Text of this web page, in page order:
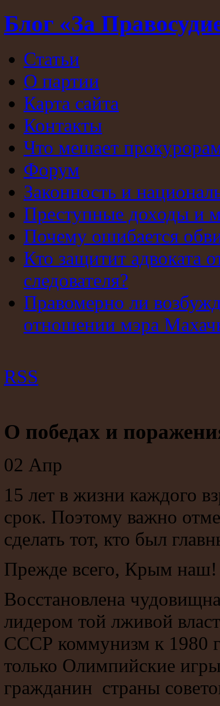
Блог «За
Статьи
О партии
Карта сайта
Контакты
Что мешает
Форум
Законность и
Преступные доходы и
Почему ошибается
Кто защитит адвоката
следователя?
Правомерно ли
отношении мэра
RSS
О победах и
02 Апр
15 лет в жизни каждого
срок. Поэтому важно
сделать тот, кто был
Прежде всего, Крым наш!
Восстановлена
лидером той лживой
СССР коммунизм к 1980
только Олимпийские
гражданин страны